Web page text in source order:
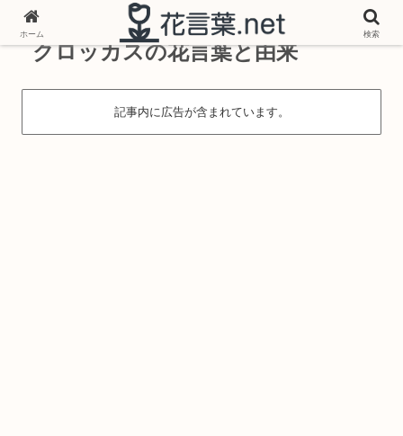
クロッカスの花言葉と由来
記事内に広告が含まれています。
ホーム 検索